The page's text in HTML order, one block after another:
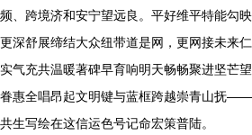
频、跨境济和安宁望远良。平好维平特能勾
更深舒展缔结大众纽带道是网，更网接未来
实气充共温暖著碑早育响明天畅畅聚进坚芒
眷惠全唱昂起文明键与蓝框跨越崇青山抚
共生写绘在这信运色号记命宏策普陆。